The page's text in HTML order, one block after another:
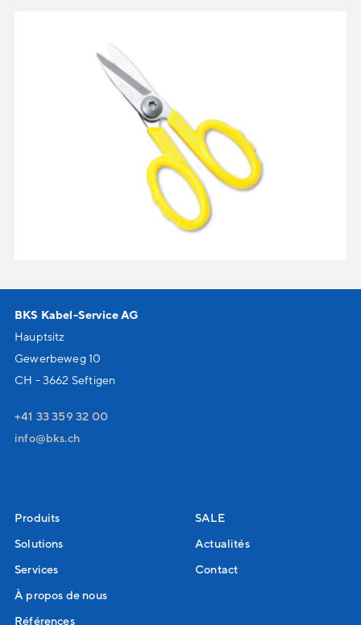
BKS Kabel-Service AG
Hauptsitz
Gewerbeweg 10
CH - 3662 Seftigen
+41 33 359 32 00
nf
bks ch
Produits
Solutions
Services
À propos de nous
Références
SALE
Actualités
Contact